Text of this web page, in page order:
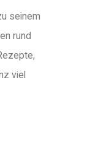
seinem
rund
viel